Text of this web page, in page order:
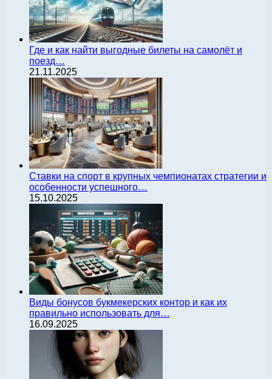
Где и как найти выгодные билеты на самолёт и
поезд…
21.11.2025
Ставки на спорт в крупных чемпионатах стратегии и
особенности успешного…
15.10.2025
Виды бонусов букмекерских контор и как их
правильно использовать для…
16.09.2025